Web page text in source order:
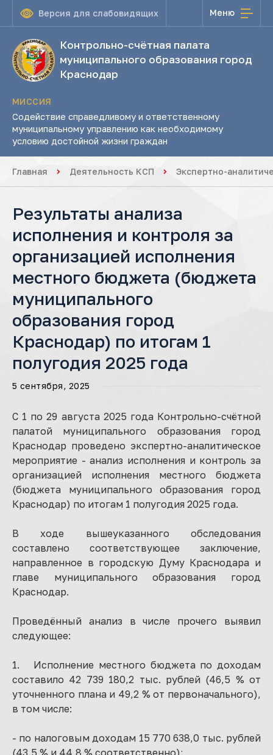
Версия для слабовидящих Меню
Контрольно-счётная палата
муниципального образования город
Краснодар
МИССИЯ
Содействие справедливому и ответственному
муниципальному управлению как необходимому
условию достойной жизни граждан
Главная Деятельность КСП Экспертно-
Результаты анализа
исполнения и контроля за
организацией исполнения
местного бюджета (бюджета
муниципального
образования город
Краснодар) по итогам 1
полугодия 2025 года
5 сентября, 2025
С 1 по 29 августа 2025 года Контрольно-счётной
палатой муниципального образования город
Краснодар проведено экспертно-аналитическое
мероприятие - анализ исполнения и контроль за
организацией исполнения местного бюджета
(бюджета муниципального образования город
Краснодар) по итогам 1 полугодия 2025 года.
В ходе вышеуказанного обследования
составлено соответствующее заключение,
направленное в городскую Думу Краснодара и
главе муниципального образования город
Краснодар.
Проведённый анализ в числе прочего выявил
следующее:
1. Исполнение местного бюджета по доходам
составило 42 739 180,2 тыс. рублей (46,5 % от
уточненного плана и 49,2 % от первоначального),
в том числе:
- по налоговым доходам 15 770 638,0 тыс. рублей
(43,5 % и 44,8 % соответственно);